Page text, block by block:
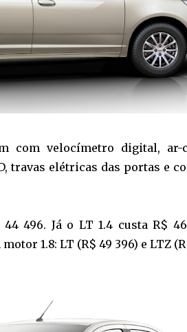
com velocímetro digital, ar-
travas elétricas das portas e
496. Já o LT 1.4 custa R$
1.8: LT (R$ 49 396) e LTZ